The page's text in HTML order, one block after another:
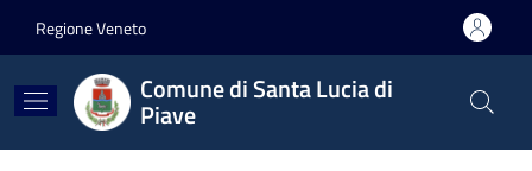
Regione Veneto
Comune di Santa Lucia di
Piave